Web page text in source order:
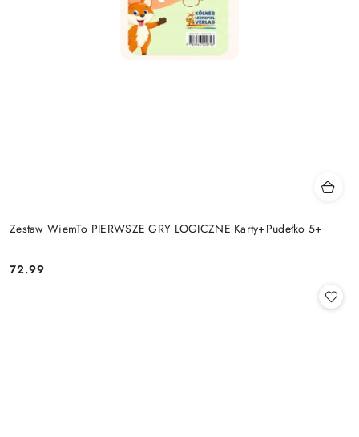
Zestaw WiemTo PIERWSZE GRY LOGICZNE Karty+Pudełko 5+
Cena:
72.99